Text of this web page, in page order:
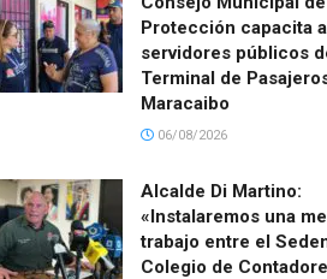
Protección capacita a
servidores públicos
Terminal de
Maracaibo
06/08/2026
Alcalde Di Martino:
«Instalaremos una
trabajo entre el
Colegio de